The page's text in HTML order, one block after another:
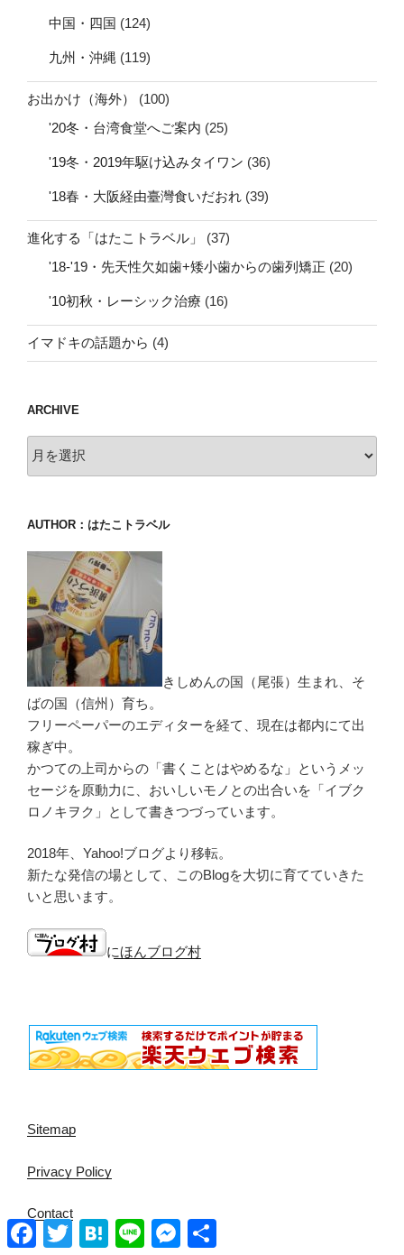
中国・四国 (124)
九州・沖縄 (119)
お出かけ（海外）
(100)
'20冬・台湾食堂へご案内 (25)
'19冬・2019年駆け込みタイワン (36)
'18春・大阪経由臺灣食いだおれ (39)
進化する「はたこトラベル」
(37)
'18-'19・先天性欠如歯+矮小歯からの歯列矯正 (20)
'10初秋・レーシック治療 (16)
イマドキの話題から (4)
ARCHIVE
AUTHOR：はたこトラベル
きしめんの国（尾張）生まれ、そ
ばの国（信州）育ち。
フリーペーパーのエディターを経て、現在は都内にて出
稼ぎ中。
かつての上司からの「書くことはやめるな」というメッ
セージを原動力に、おいしいモノとの出合いを「イブク
ロノキヲク」として書きつづっています。
2018年、Yahoo!ブログより移転。
新たな発信の場として、このBlogを大切に育てていきた
いと思います。
にほんブログ村
Sitemap
Privacy Policy
Contact
Facebook
Twitter Hatena Line Messenger